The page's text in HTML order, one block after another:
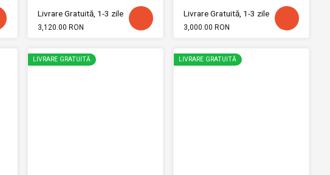
Livrare Gratuită, 1-3 zile
3,120.00 RON
Livrare Gratuită, 1-3 zile
3,000.00 RON
LIVRARE GRATUITĂ LIVRARE GRATUITĂ